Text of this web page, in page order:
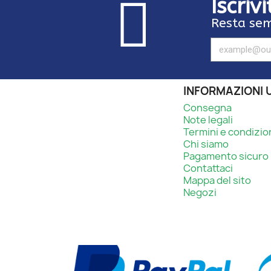
Resta
INFORMAZIONI
Consegna
Note legali
Termini e
Chi siamo
Pagamento sicuro
Contattaci
Mappa del sito
Negozi